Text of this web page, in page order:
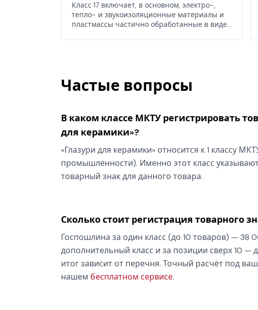
Класс 17 включает, в основном, электро-,
тепло- и звукоизоляционные материалы и
пластмассы частично обработанные в виде
Частые вопросы
В каком классе МКТУ регистрировать
для керамики»?
«Глазури для керамики» относится к 1 классу
промышленности). Именно этот класс
товарный знак для данного товара.
Сколько стоит регистрация товарного
Госпошлина за один класс (до 10 товаров) — 38
дополнительный класс и за позиции сверх 10 —
итог зависит от перечня. Точный расчёт под
нашем бесплатном сервисе.